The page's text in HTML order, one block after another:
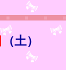
（土）